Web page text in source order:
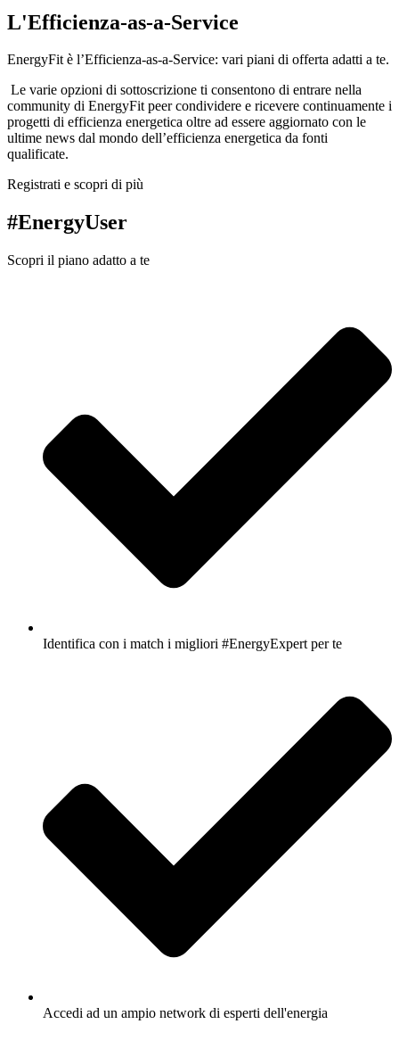
L'Efficienza-as-a-Service
EnergyFit è l’Efficienza-as-a-Service: vari piani di offerta adatti a te.
Le varie opzioni di sottoscrizione ti consentono di entrare nella
community di EnergyFit peer condividere e ricevere continuamente i
progetti di efficienza energetica oltre ad essere aggiornato con le
ultime news dal mondo dell’efficienza energetica da fonti
qualificate.
Registrati e scopri di più
#EnergyUser
Scopri il piano adatto a te
Identifica con i match i migliori #EnergyExpert per te
Accedi ad un ampio network di esperti dell'energia